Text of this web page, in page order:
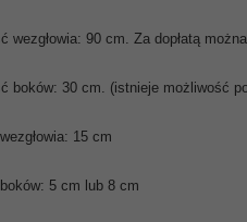
wezgłowia: 90 cm. Za dopłatą
boków: 30 cm. (istnieje możliwość
15 cm
5 cm lub 8 cm